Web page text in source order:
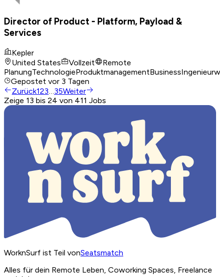
Director of Product - Platform, Payload &
Services
Kepler
United States
Vollzeit
Remote
PlanungTechnologieProduktmanagementBusiness
Gepostet vor 3 Tagen
Zurück123 35Weiter
Zeige 13 bis 24 von 411 Jobs
WorknSurf ist Teil vonSeatsmatch
Alles für dein Remote Leben, Coworking Spaces, Freelance